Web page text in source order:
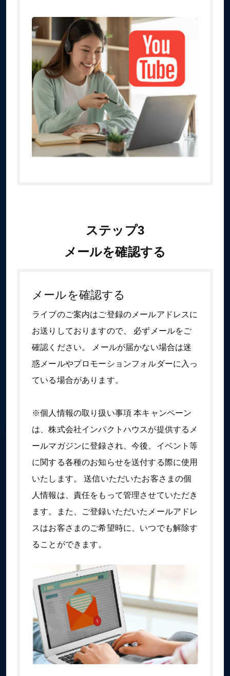
ステップ3
メールを確認する
メールを確認する
ライブのご案内はご登録のメールアドレスに
お送りしておりますので、 必ずメールをご
確認ください。 メールが届かない場合は迷
惑メールやプロモーションフォルダーに入っ
ている場合があります。
※個人情報の取り扱い事項 本キャンペーン
は、株式会社インパクトハウスが提供するメ
ールマガジンに登録され、今後、イベント等
に関する各種のお知らせを送付する際に使用
いたします。 送信いただいたお客さまの個
人情報は、責任をもって管理させていただき
ます。また、ご登録いただいたメールアドレ
スはお客さまのご希望時に、いつでも解除す
ることができます。